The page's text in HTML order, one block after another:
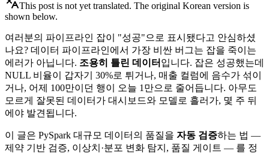
This post is not yet translated. The original Korean version is
shown below.
여러분의 파이프라인 잡이 "성공"으로 표시됐다고 안심하셨
나요? 데이터 파이프라인에서 가장 비싼 버그는 잡을 죽이는
에러가 아닙니다. 조용히 틀린 데이터 입니다. 잡은 성공했는데
NULL 비율이 갑자기 30%로 튀거나, 매출 컬럼에 음수가 섞이
거나, 어제 100만이던 행이 오늘 1만으로 줄어듭니다. 아무도
모르게 잘못된 데이터가 대시보드와 모델로 흘러가, 몇 주 뒤
에야 발견됩니다.
이 글은 PySpark 대규모 데이터의 품질을 자동 검증하는 법 —
제약 기반 검증, 이상치·분포 변화 탐지, 품질 게이트 — 를 정